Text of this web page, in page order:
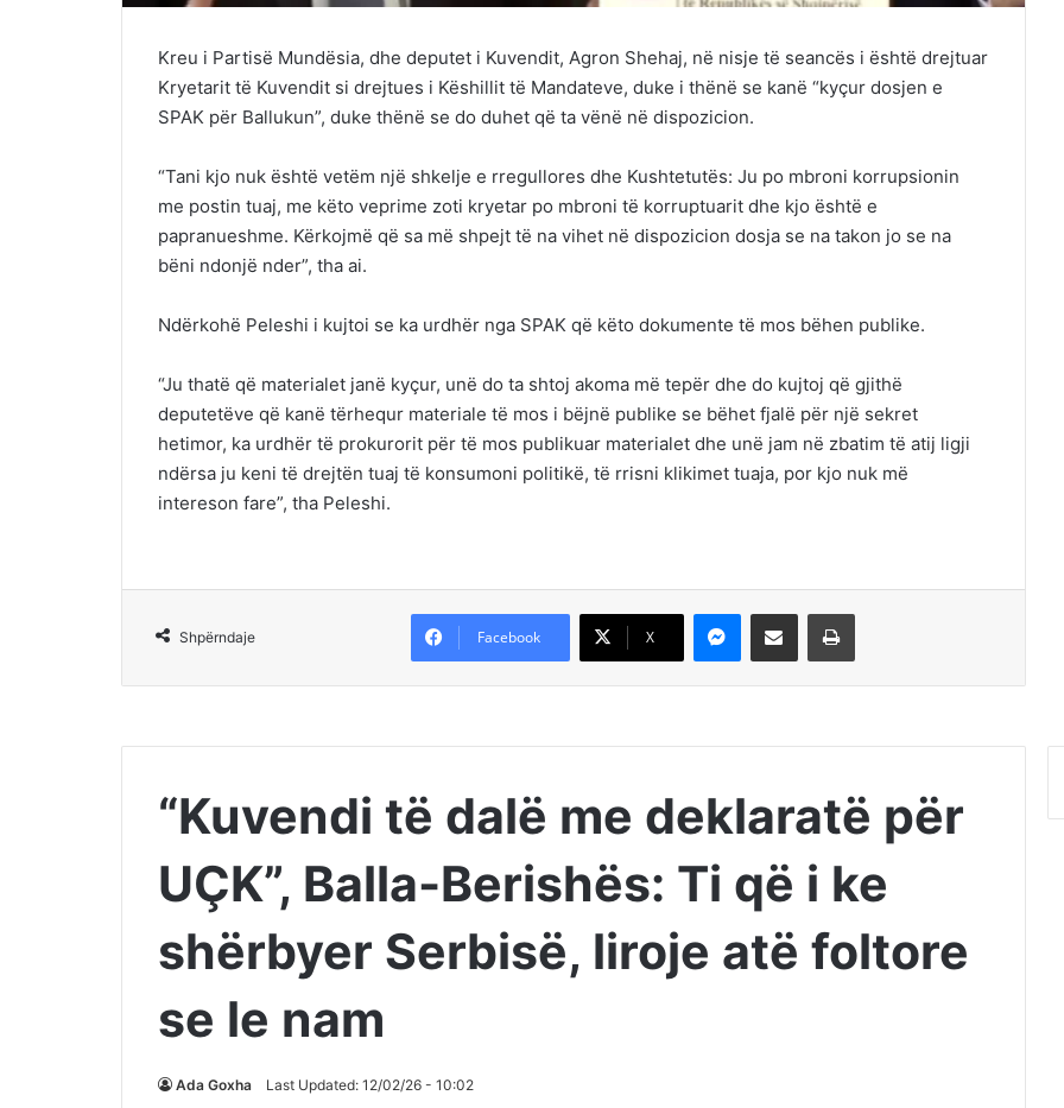
Kreu i Partisë Mundësia, dhe deputet i Kuvendit, Agron Shehaj, në nisje të seancës i është drejtuar
Kryetarit të Kuvendit si drejtues i Këshillit të Mandateve, duke i thënë se kanë “kyçur dosjen e
SPAK për Ballukun”, duke thënë se do duhet që ta vënë në dispozicion.
“Tani kjo nuk është vetëm një shkelje e rregullores dhe Kushtetutës: Ju po mbroni korrupsionin
me postin tuaj, me këto veprime zoti kryetar po mbroni të korruptuarit dhe kjo është e
papranueshme. Kërkojmë që sa më shpejt të na vihet në dispozicion dosja se na takon jo se na
bëni ndonjë nder”, tha ai.
Ndërkohë Peleshi i kujtoi se ka urdhër nga SPAK që këto dokumente të mos bëhen publike.
“Ju thatë që materialet janë kyçur, unë do ta shtoj akoma më tepër dhe do kujtoj që gjithë
deputetëve që kanë tërhequr materiale të mos i bëjnë publike se bëhet fjalë për një sekret
hetimor, ka urdhër të prokurorit për të mos publikuar materialet dhe unë jam në zbatim të atij ligji
ndërsa ju keni të drejtën tuaj të konsumoni politikë, të rrisni klikimet tuaja, por kjo nuk më
intereson fare”, tha Peleshi.
Shpërndaje Facebook X
Messenger Shpërndajeni me anë të postës elektronike Printoje